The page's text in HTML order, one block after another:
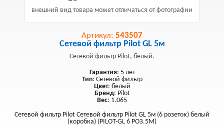
внешний вид товара может отличаться от фотографии
Артикул: 543507
Сетевой фильтр Pilot GL 5м
Сетевой фильтр Pilot, белый.
Гарантия: 5 лет
Тип: Сетевой фильтр
Цвет: белый
Бренд: Pilot
Вес: 1.065
Сетевой фильтр Pilot Сетевой фильтр Pilot GL 5м (6 розеток) белый
(коробка) (PILOT-GL 6 РОЗ.5М)